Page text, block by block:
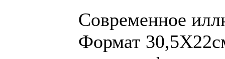
Современное
Формат